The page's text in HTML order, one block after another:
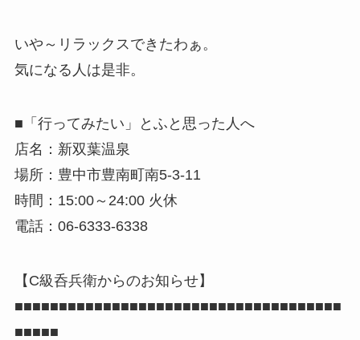
いや～リラックスできたわぁ。
気になる人は是非。
■「行ってみたい」とふと思った人へ
店名：新双葉温泉
場所：豊中市豊南町南5-3-11
時間：15:00～24:00 火休
電話：06-6333-6338
【C級呑兵衛からのお知らせ】
■■■■■■■■■■■■■■■■■■■■■■■■■■■■■■■■■■■■■
■■■■■